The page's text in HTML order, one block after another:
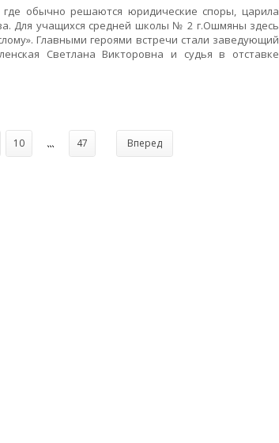
обычно решаются юридические споры, царила
Для учащихся средней школы № 2 г.Ошмяны здесь
Главными героями встречи стали заведующий
Светлана Викторовна и судья в отставке
10 ... 47 Вперед